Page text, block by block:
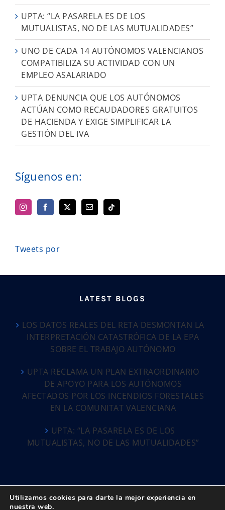
UPTA: “LA PASARELA ES DE LOS
MUTUALISTAS, NO DE LAS MUTUALIDADES”
UNO DE CADA 14 AUTÓNOMOS VALENCIANOS
COMPATIBILIZA SU ACTIVIDAD CON UN
EMPLEO ASALARIADO
UPTA DENUNCIA QUE LOS AUTÓNOMOS
ACTÚAN COMO RECAUDADORES GRATUITOS
DE HACIENDA Y EXIGE SIMPLIFICAR LA
GESTIÓN DEL IVA
Síguenos en:
Tweets por
LATEST BLOGS
LOS DATOS REALES DEL RETA DESMONTAN LA
INTERPRETACIÓN CATASTRÓFICA DE LA EPA
SOBRE EL TRABAJO AUTÓNOMO
UPTA RECLAMA UN PLAN EXTRAORDINARIO
DE APOYO PARA LOS AUTÓNOMOS
AFECTADOS POR LOS INCENDIOS FORESTALES
EN LA COMUNITAT VALENCIANA
UPTA: “LA PASARELA ES DE LOS
MUTUALISTAS, NO DE LAS MUTUALIDADES”
Utilizamos cookies para darte la mejor experiencia en
nuestra web.